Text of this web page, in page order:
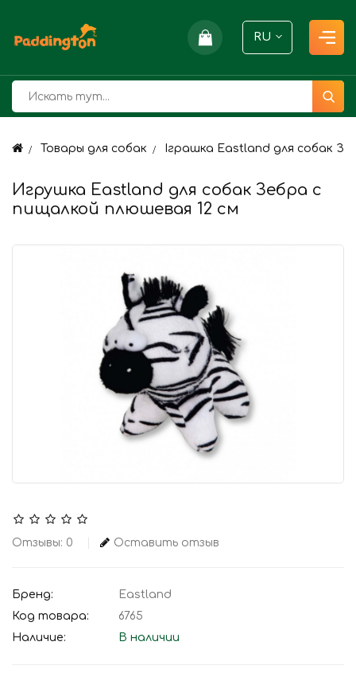
RU
Товары для собак Іграшка Eastland для собак
Игрушка Eastland для собак Зебра с
пищалкой плюшевая 12 см
Отзывы: 0 Оставить отзыв
Бренд:
Eastland
Код товара:
6765
Наличие:
В наличии